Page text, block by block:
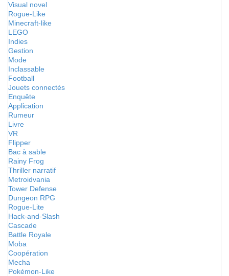
Visual novel
Rogue-Like
Minecraft-like
LEGO
Indies
Gestion
Mode
Inclassable
Football
Jouets connectés
Enquête
Application
Rumeur
Livre
VR
Flipper
Bac à sable
Rainy Frog
Thriller narratif
Metroidvania
Tower Defense
Dungeon RPG
Rogue-Lite
Hack-and-Slash
Cascade
Battle Royale
Moba
Coopération
Mecha
Pokémon-Like